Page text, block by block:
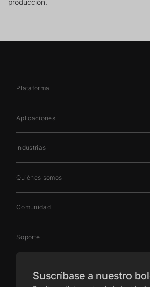
Plataforma
Aplicaciones
Industrias
Quiénes somos
Comunidad
Soporte
Suscríbase a nuestro